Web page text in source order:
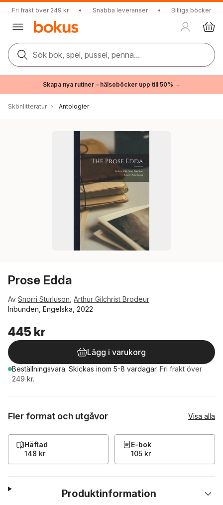
Fri frakt över 249 kr • Snabba leveranser • Billiga böcker
Sök bok, spel, pussel, penna...
Skapa nya rutiner – hälsoböcker upp till 50% →
Skönlitteratur Antologier
Prose Edda
Av Snorri Sturluson Arthur Gilchrist Brodeur
Inbunden, Engelska, 2022
445 kr
Lägg i varukorg
Beställningsvara. Skickas inom 5-8 vardagar. Fri frakt över
249 kr.
Fler format och utgåvor Visa alla
Häftad
148 kr
E-bok
105 kr
Produktinformation